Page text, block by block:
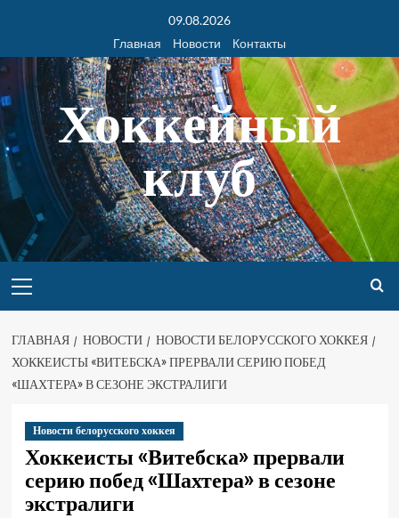
09.08.2026
Главная
Новости Контакты
Хоккейный
клуб
ГЛАВНАЯ НОВОСТИ
НОВОСТИ БЕЛОРУССКОГО ХОККЕЯ
ХОККЕИСТЫ «ВИТЕБСКА» ПРЕРВАЛИ СЕРИЮ ПОБЕД
«ШАХТЕРА» В СЕЗОНЕ ЭКСТРАЛИГИ
Новости белорусского хоккея
Хоккеисты «Витебска» прервали
серию побед «Шахтера» в сезоне
экстралиги